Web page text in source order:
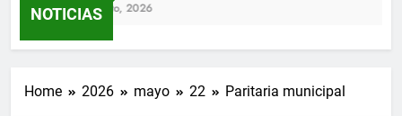
NOTICIAS
4 Agosto, 2026
Home 2026 mayo 22 Paritaria municipal